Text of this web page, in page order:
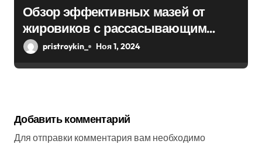
Обзор эффективных мазей от
жировиков с рассасывающим
эффектом
pristroykin_ Ноя 1, 2024
Добавить комментарий
Для отправки комментария вам необходимо